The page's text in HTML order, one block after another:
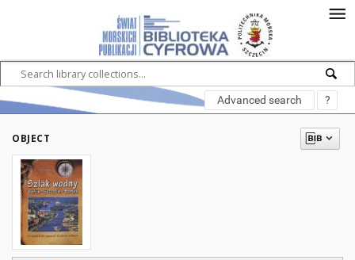
Advanced search ?
OBJECT